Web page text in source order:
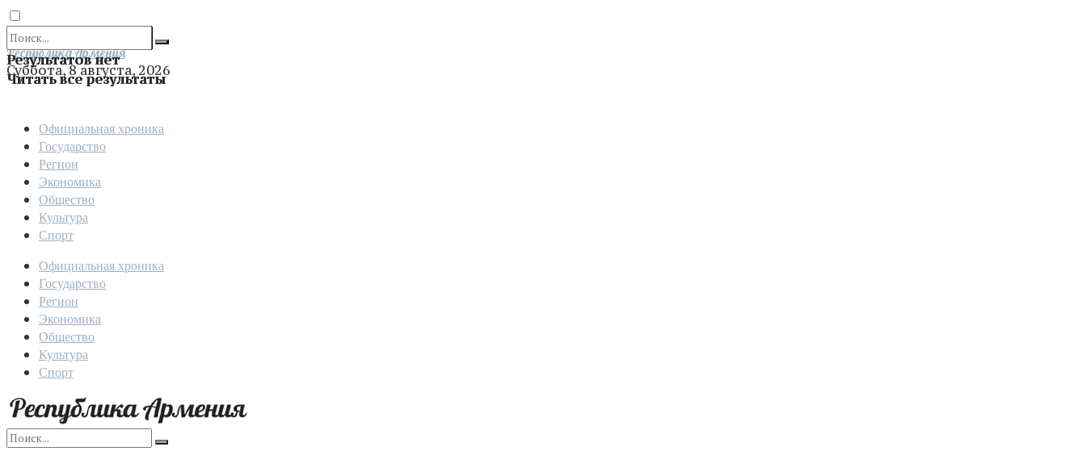
Результатов нет
Читать все результаты
Отправить
Республика Армения
Суббота, 8 августа, 2026
Официальная хроника
Государство
Регион
Экономика
Общество
Культура
Спорт
Официальная хроника
Государство
Регион
Экономика
Общество
Культура
Спорт